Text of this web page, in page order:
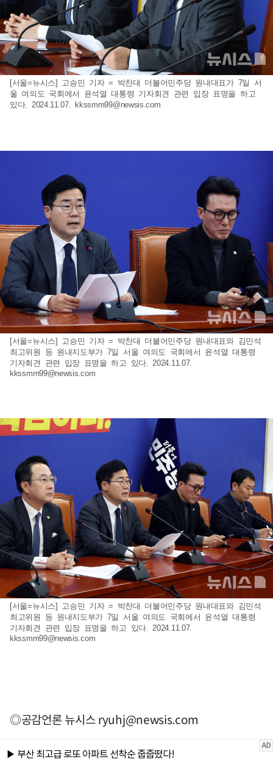
[서울=뉴시스] 고승민 기자 = 박찬대 더불어민주당 원내대표가 7일 서
울 여의도 국회에서 윤석열 대통령 기자회견 관련 입장 표명을 하고
있다. 2024.11.07. kkssmm99@newsis.com
[서울=뉴시스] 고승민 기자 = 박찬대 더불어민주당 원내대표와 김민석
최고위원 등 원내지도부가 7일 서울 여의도 국회에서 윤석열 대통령
기자회견 관련 입장 표명을 하고 있다. 2024.11.07.
kkssmm99@newsis.com
[서울=뉴시스] 고승민 기자 = 박찬대 더불어민주당 원내대표와 김민석
최고위원 등 원내지도부가 7일 서울 여의도 국회에서 윤석열 대통령
기자회견 관련 입장 표명을 하고 있다. 2024.11.07.
kkssmm99@newsis.com
◎공감언론 뉴시스ryuhj@newsis.com